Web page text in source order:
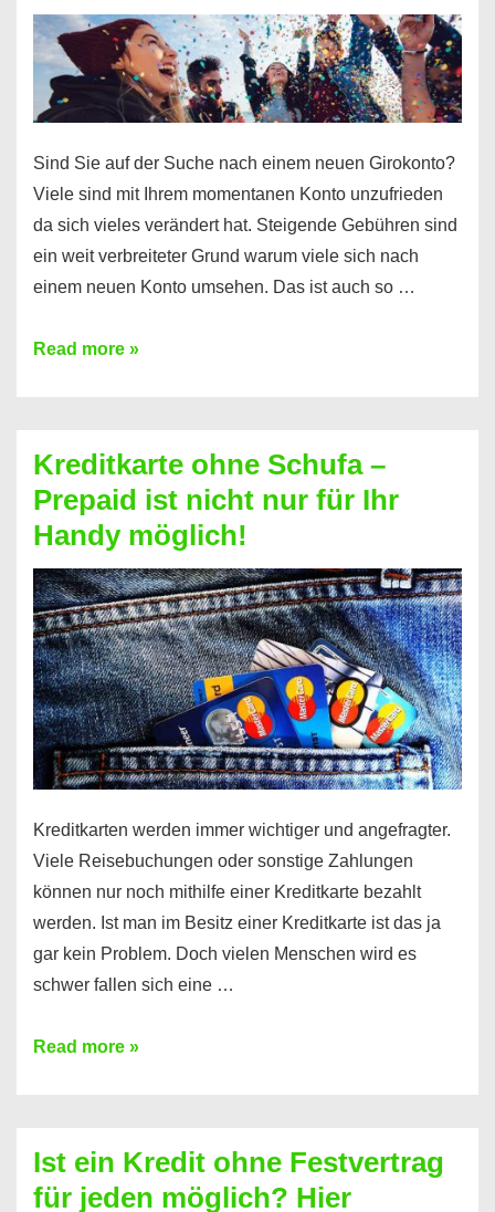
ohne
Einkommensnachweis
Sind Sie auf der Suche nach einem neuen Girokonto?
Viele sind mit Ihrem momentanen Konto unzufrieden
da sich vieles verändert hat. Steigende Gebühren sind
ein weit verbreiteter Grund warum viele sich nach
einem neuen Konto umsehen. Das ist auch so …
Konto
Neueröffnung
trotz
Schufaeintrag
möglich
Read more »
Kreditkarte ohne Schufa –
Prepaid ist nicht nur für Ihr
Handy möglich!
Kreditkarten werden immer wichtiger und angefragter.
Viele Reisebuchungen oder sonstige Zahlungen
können nur noch mithilfe einer Kreditkarte bezahlt
werden. Ist man im Besitz einer Kreditkarte ist das ja
gar kein Problem. Doch vielen Menschen wird es
schwer fallen sich eine …
Kreditkarte
Prepaid
ist
Read more »
Ist ein Kredit ohne Festvertrag
für jeden möglich? Hier